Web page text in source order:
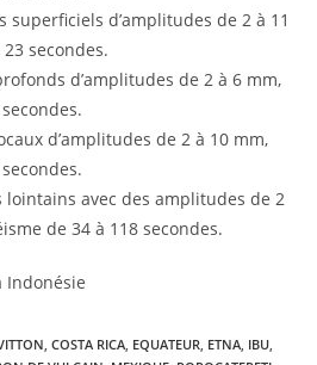
superficiels d’amplitudes de 2 à 11
secondes.
d’amplitudes de 2 à 6 mm,
d’amplitudes de 2 à 10 mm,
avec des amplitudes de 2
de 34 à 118 secondes.
Indonésie
COSTA RICA EQUATEUR ETNA IBU